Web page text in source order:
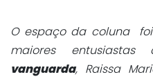
O espaço da coluna
maiores
vanguarda, Raissa